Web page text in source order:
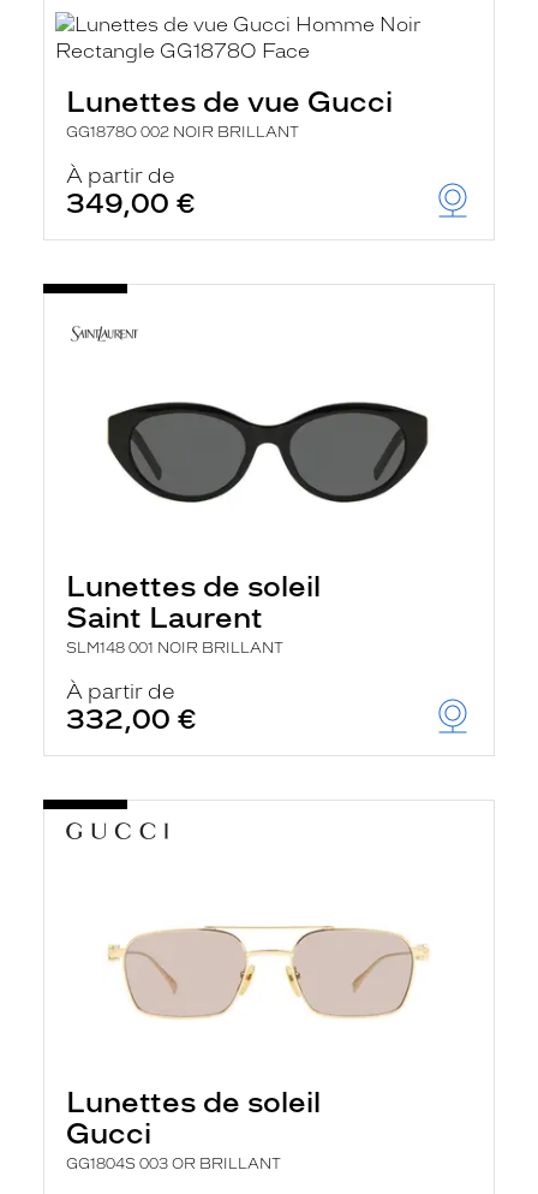
Lunettes de vue Gucci
GG1878O 002 NOIR BRILLANT
À partir de
349,00 €
Lunettes de soleil
Saint Laurent
SLM148 001 NOIR BRILLANT
À partir de
332,00 €
Lunettes de soleil
Gucci
GG1804S 003 OR BRILLANT